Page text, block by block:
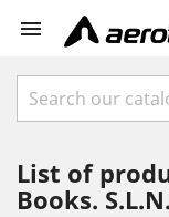

List of
Books.